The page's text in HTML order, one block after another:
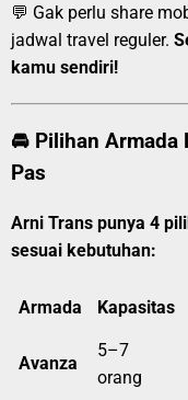
💬 Gak perlu share
jadwal travel reguler.
kamu sendiri!
🚘 Pilihan
Pas
Arni Trans punya 4
sesuai kebutuhan:
Armada Kapasitas
Avanza
5–7
orang